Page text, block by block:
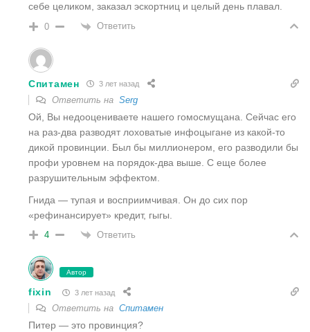
себе целиком, заказал эскортниц и целый день плавал.
0 Ответить
Спитамен 3 лет назад
Ответить на Serg
Ой, Вы недооцениваете нашего гомосмущана. Сейчас его
на раз-два разводят лоховатые инфоцыгане из какой-то
дикой провинции. Был бы миллионером, его разводили бы
профи уровнем на порядок-два выше. С еще более
разрушительным эффектом.
Гнида — тупая и восприимчивая. Он до сих пор
«рефинансирует» кредит, гыгы.
4 Ответить
Автор
fixin 3 лет назад
Ответить на Спитамен
Питер — это провинция?